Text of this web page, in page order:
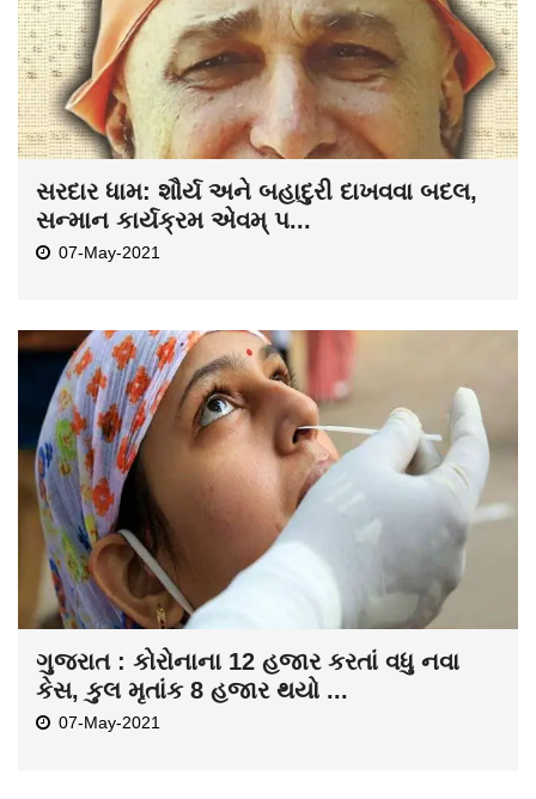
સરદાર ધામ: શૌર્ય અને બહાદુરી દાખવવા બદલ,
સન્માન કાર્યક્રમ એવમ્ પ...
07-May-2021
ગુજરાત : કોરોનાના 12 હજાર કરતાં વધુ નવા
કેસ, કુલ મૃતાંક 8 હજાર થયો ...
07-May-2021